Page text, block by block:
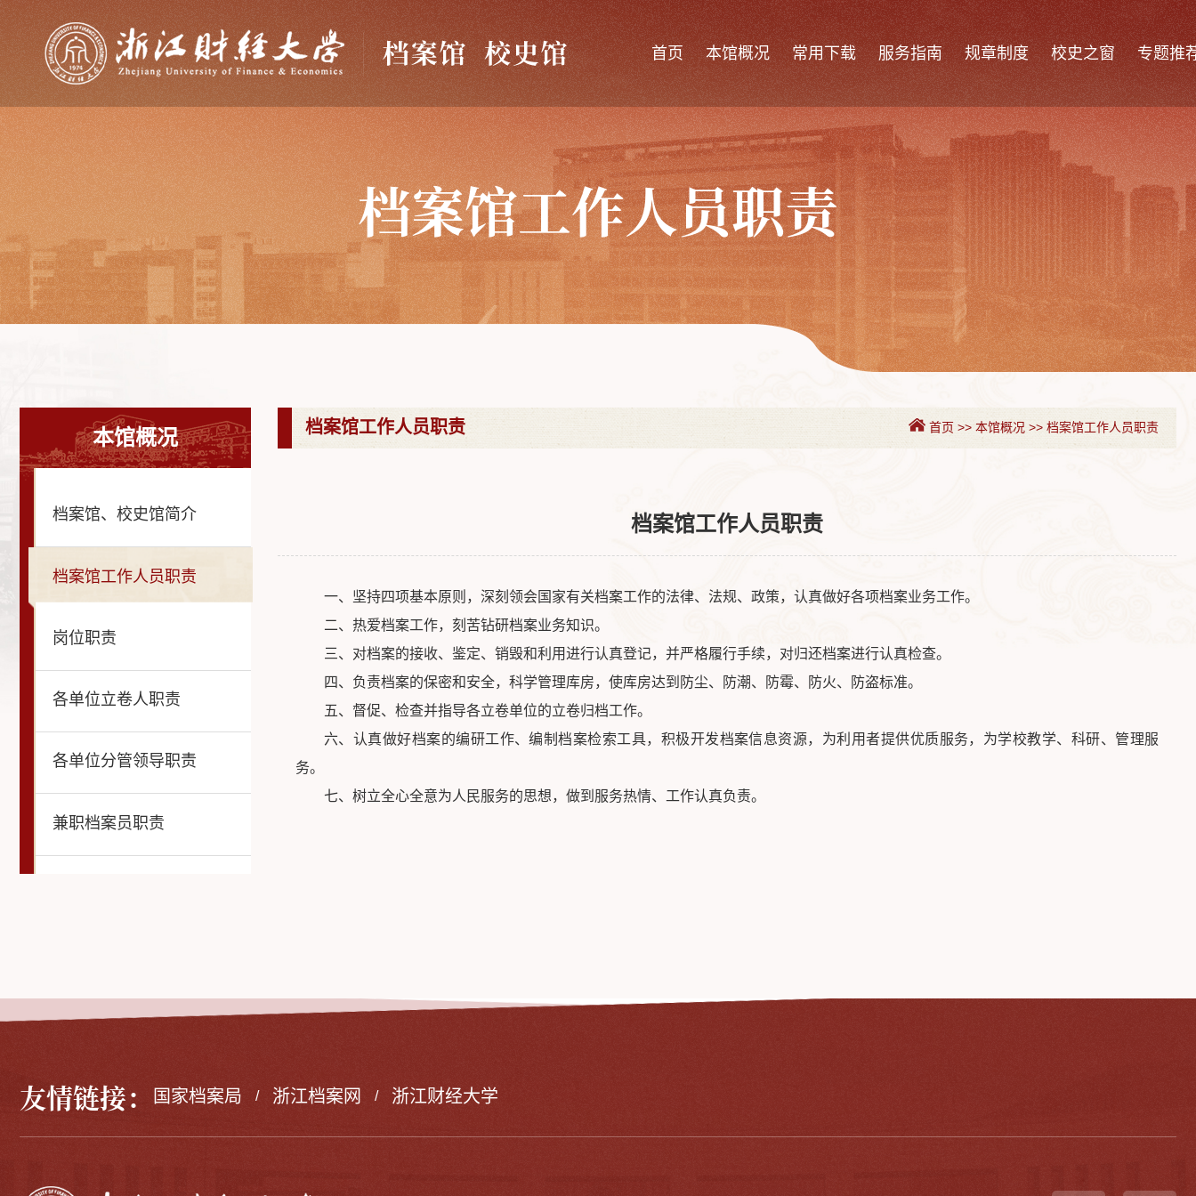
首页 本馆概况 常用下载 服务指南 规章制度 校史之窗 专题推
档案馆工作人员职责
本馆概况
档案馆、校史馆简介
档案馆工作人员职责
岗位职责
各单位立卷人职责
各单位分管领导职责
兼职档案员职责
档案馆工作人员职责 首页 >> 本馆概况 >> 档案馆工作人员职责
档案馆工作人员职责
一、坚持四项基本原则，深刻领会国家有关档案工作的法律、法规、政策，认真做好各项档案业务工作。
二、热爱档案工作，刻苦钻研档案业务知识。
三、对档案的接收、鉴定、销毁和利用进行认真登记，并严格履行手续，对归还档案进行认真检查。
四、负责档案的保密和安全，科学管理库房，使库房达到防尘、防潮、防霉、防火、防盗标准。
五、督促、检查并指导各立卷单位的立卷归档工作。
六、认真做好档案的编研工作、编制档案检索工具，积极开发档案信息资源，为利用者提供优质服务，为学校教学、科研、管理服
务。
七、树立全心全意为人民服务的思想，做到服务热情、工作认真负责。
友情链接： 国家档案局 / 浙江档案网 / 浙江财经大学